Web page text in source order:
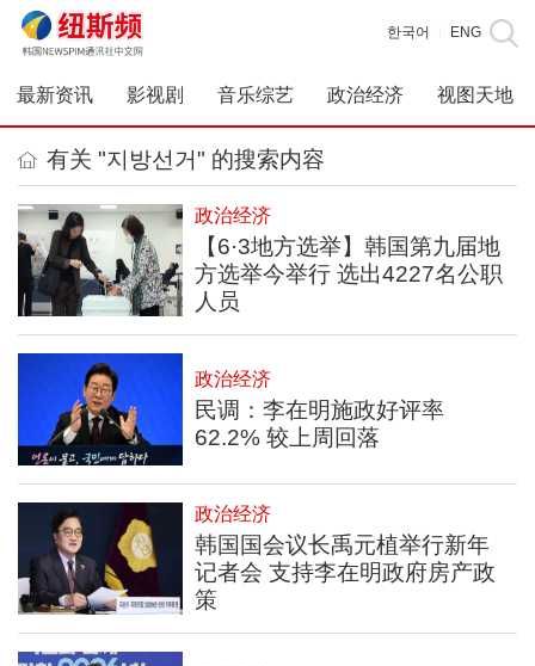
한국어 ENG
最新资讯 影视剧 音乐综艺 政治经济 视图天地
有关 "지방선거" 的搜索内容
政治经济
【6·3地方选举】韩国第九届地
方选举今举行 选出4227名公职
人员
政治经济
民调：李在明施政好评率
62.2% 较上周回落
政治经济
韩国国会议长禹元植举行新年
记者会 支持李在明政府房产政
策